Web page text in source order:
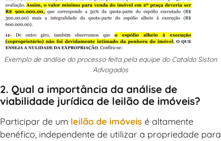
Exemplo de análise do processo feita pela equipe do Cataldo Siston
Advogados
2. Qual a importância da análise de
viabilidade jurídica de leilão de imóveis?
Participar de um leilão de imóveis é altamente
benéfico, independente de utilizar a propriedade para